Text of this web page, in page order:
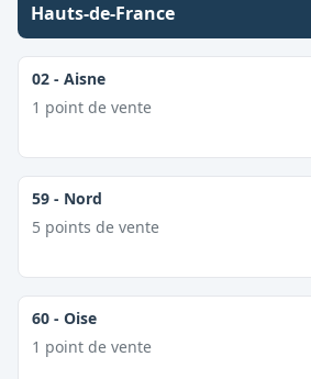
Hauts-de-France
02 - Aisne
1 point de vente
59 - Nord
5 points de vente
60 - Oise
1 point de vente